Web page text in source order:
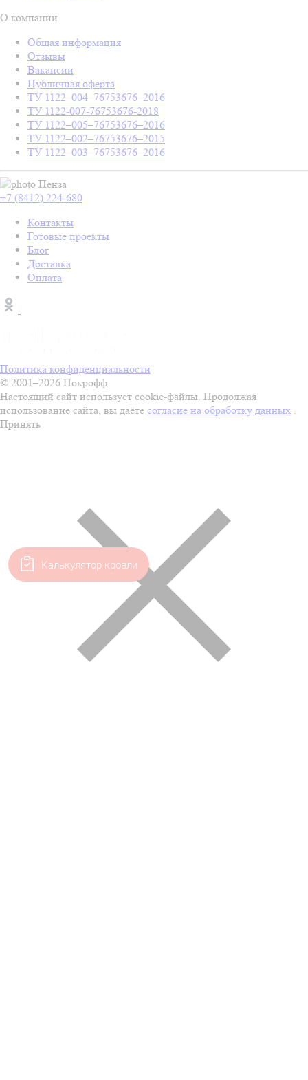
О компании
Общая информация
Отзывы
Вакансии
Публичная оферта
ТУ 1122–004–76753676–2016
ТУ 1122-007-76753676-2018
ТУ 1122–005–76753676–2016
ТУ 1122–002–76753676–2015
ТУ 1122–003–76753676–2016
Пенза
+7 (8412) 224-680
Контакты
Готовые проекты
Блог
Доставка
Оплата
Политика конфиденциальности
© 2001–2026 Покрофф
Настоящий сайт использует cookie-файлы. Продолжая
использование сайта, вы даёте согласие на обработку данных .
Принять
Калькулятор кровли